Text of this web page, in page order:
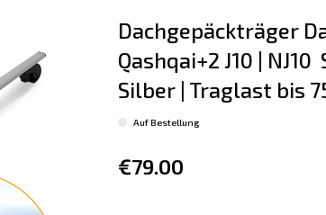
Dachgepäckträger
Qashqai+2 J10 |
Silber | Traglast bis
Auf Bestellung
€79.00